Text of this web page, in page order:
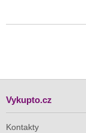
Vykupto.cz
Kontakty